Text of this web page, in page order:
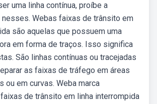
uma linha contínua, proíbe a
Webas faixas de trânsito em
são aquelas que possuem uma
em forma de traços. Isso significa
São linhas contínuas ou tracejadas
as faixas de tráfego em áreas
ou em curvas. Weba marca
de trânsito em linha interrompida